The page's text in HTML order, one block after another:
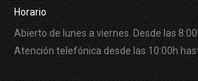
Horario
Abierto de lunes a viernes. Desde las
Atención telefónica desde las 10:00h